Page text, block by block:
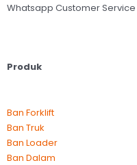
Whatsapp Customer Service
Produk
Ban Forklift
Ban Truk
Ban Loader
Ban Dalam